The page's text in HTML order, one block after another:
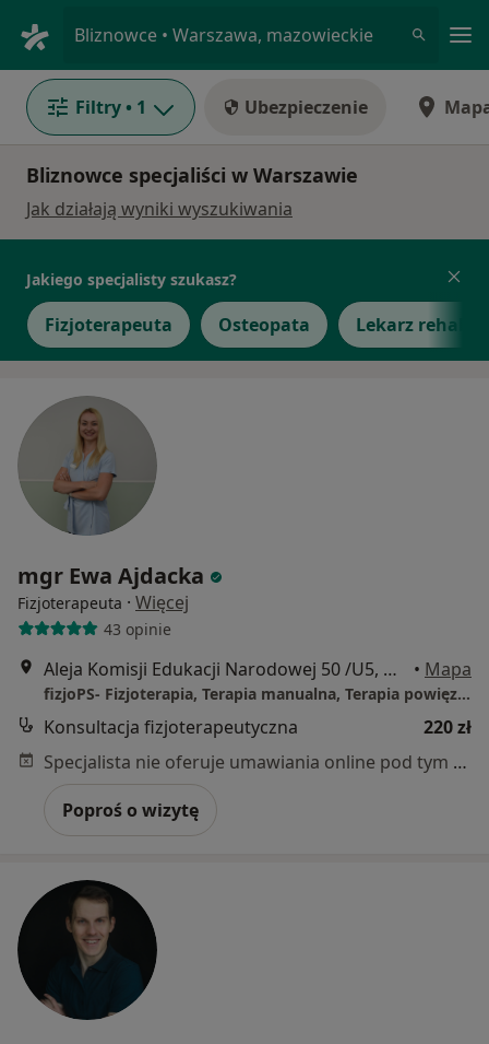
Bliznowce • Warszawa, mazowieckie
Filtry • 1 Ubezpieczenie
Bliznowce specjaliści w Warszawie
Jak działają wyniki wyszukiwania
Jakiego specjalisty szukasz?
Fizjoterapeuta Osteopata Lekarz
mgr Ewa Ajdacka
Fizjoterapeuta · Więcej
43 opinie
Aleja Komisji Edukacji Narodowej 50 /U5, Warszawa • Mapa
fizjoPS- Fizjoterapia, Terapia manualna, Terapia powięziowa, INDIBA.
Konsultacja fizjoterapeutyczna
220 zł
Specjalista nie oferuje umawiania online pod tym adresem.
Poproś o wizytę